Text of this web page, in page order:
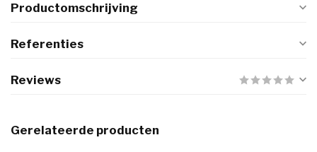
Productomschrijving
Referenties
Reviews
Gerelateerde producten